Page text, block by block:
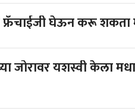
फ्रॅंचाईजी घेऊन करू शकता
जोरावर यशस्वी केला